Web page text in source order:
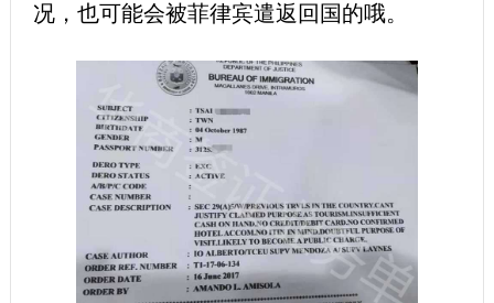
况，也可能会被菲律宾遣返回国的哦。